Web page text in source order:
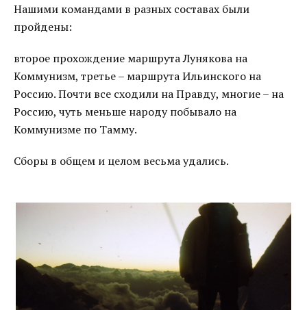
Нашими командами в разных составах были
пройдены:
второе прохождение маршрута Лунякова на
Коммунизм, третье – маршрута Ильинского на
Россию. Почти все сходили на Правду, многие – на
Россию, чуть меньше народу побывало на
Коммунизме по Тамму.
Сборы в общем и целом весьма удались.